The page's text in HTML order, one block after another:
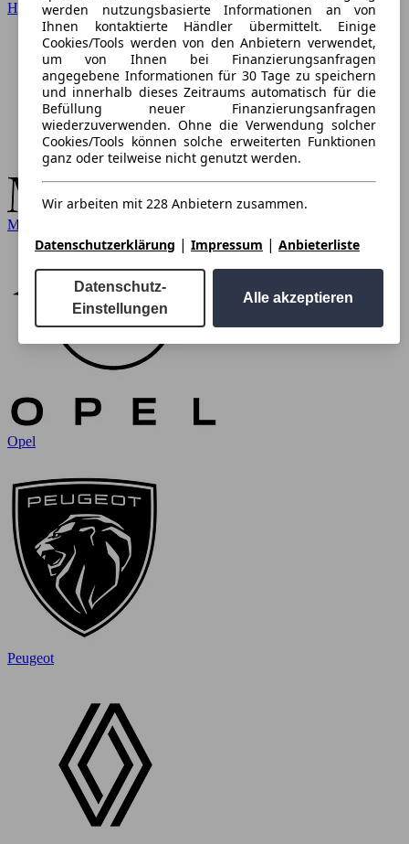
Hyundai
Mercedes-Benz
Opel
Peugeot
werden nutzungsbasierte Informationen an von
Ihnen kontaktierte Händler übermittelt. Einige
Cookies/Tools werden von den Anbietern verwendet,
um von Ihnen bei Finanzierungsanfragen
angegebene Informationen für 30 Tage zu speichern
und innerhalb dieses Zeitraums automatisch für die
Befüllung neuer Finanzierungsanfragen
wiederzuverwenden. Ohne die Verwendung solcher
Cookies/Tools können solche erweiterten Funktionen
ganz oder teilweise nicht genutzt werden.
Wir arbeiten mit 228 Anbietern zusammen.
Datenschutzerklärung | Impressum | Anbieterliste
Datenschutz-
Einstellungen
Alle akzeptieren